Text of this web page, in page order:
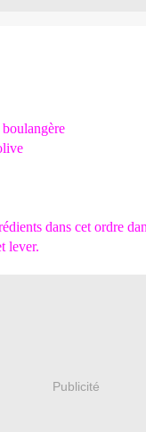
dans cet ordre
lever.
Publicité